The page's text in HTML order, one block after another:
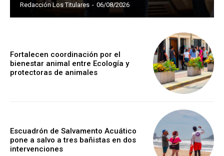
Redacción Los Titulares - 06/08/2026
Fortalecen coordinación por el
bienestar animal entre Ecología y
protectoras de animales
Escuadrón de Salvamento Acuático
pone a salvo a tres bañistas en dos
intervenciones